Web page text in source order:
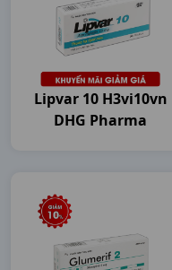
Lipvar 10 H3vi10vn
DHG Pharma